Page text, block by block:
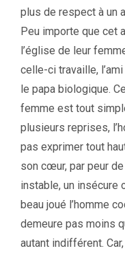
plus de respect à un
Peu importe que cet
l’église de leur
celle-ci travaille,
le papa biologique.
femme est tout
plusieurs reprises,
pas exprimer tout
son cœur, par peur
instable, un insécure
beau joué l’homme
demeure pas moins
autant indifférent.